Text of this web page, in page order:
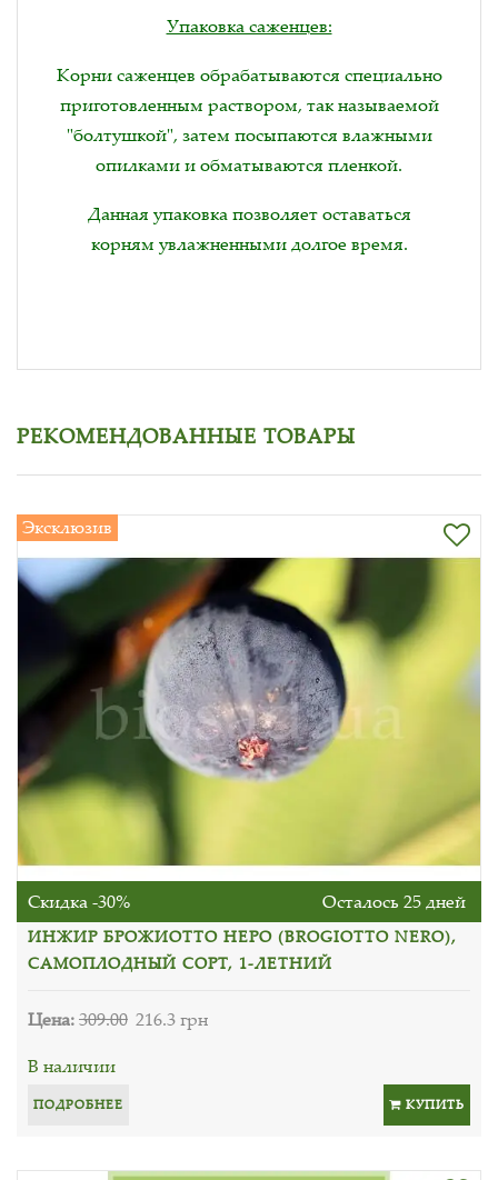
Упаковка саженцев:
Корни саженцев обрабатываются специально
приготовленным раствором, так называемой
"болтушкой", затем посыпаются влажными
опилками и обматываются пленкой.
Данная упаковка позволяет оставаться
корням увлажненными долгое время.
РЕКОМЕНДОВАННЫЕ ТОВАРЫ
Эксклюзив
Скидка -30% Осталось 25 дней
ИНЖИР БРОЖИОТТО НЕРО (BROGIOTTO NERO),
САМОПЛОДНЫЙ СОРТ, 1-ЛЕТНИЙ
Цена:309.00 216.3 грн
В наличии
ПОДРОБНЕЕ КУПИТЬ